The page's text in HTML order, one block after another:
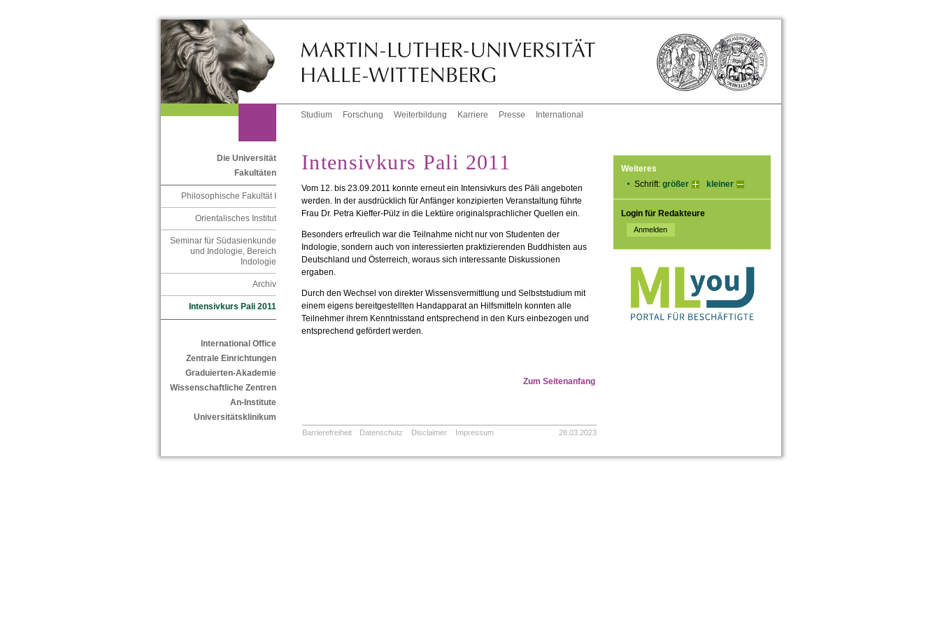
Studium Forschung Weiterbildung Karriere Presse International
Die Universität
Fakultäten
Philosophische Fakultät I
Orientalisches Institut
Seminar für Südasienkunde
und Indologie, Bereich
Indologie
Archiv
Intensivkurs Pali 2011
International Office
Zentrale Einrichtungen
Graduierten-Akademie
Wissenschaftliche Zentren
An-Institute
Universitätsklinikum
Weiteres
Schrift: größer kleiner
Login für Redakteure
Intensivkurs Pali 2011
Vom 12. bis 23.09.2011 konnte erneut ein Intensivkurs des Pāli angeboten
werden. In der ausdrücklich für Anfänger konzipierten Veranstaltung führte
Frau Dr. Petra Kieffer-Pülz in die Lektüre originalsprachlicher Quellen ein.
Besonders erfreulich war die Teilnahme nicht nur von Studenten der
Indologie, sondern auch von interessierten praktizierenden Buddhisten aus
Deutschland und Österreich, woraus sich interessante Diskussionen
ergaben.
Durch den Wechsel von direkter Wissensvermittlung und Selbststudium mit
einem eigens bereitgestellten Handapparat an Hilfsmitteln konnten alle
Teilnehmer ihrem Kenntnisstand entsprechend in den Kurs einbezogen und
entsprechend gefördert werden.
Zum Seitenanfang
Barrierefreiheit Datenschutz Disclaimer Impressum 28.03.2023